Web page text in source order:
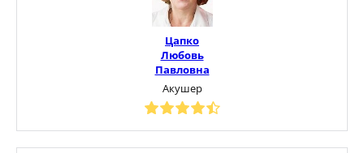
Цапко
Любовь
Павловна
Акушер